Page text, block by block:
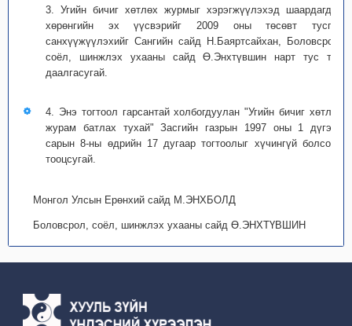
3. Угийн бичиг хөтлөх журмыг хэрэгжүүлэхэд шаардагдах
хөрөнгийн эх үүсвэрийг 2009 оны төсөвт тусган
санхүүжүүлэхийг Сангийн сайд Н.Баяртсайхан, Боловсрол,
соёл, шинжлэх ухааны сайд Ө.Энхтүвшин нарт тус тус
даалгасугай.
4. Энэ тогтоол гарсантай холбогдуулан "Угийн бичиг хөтлөх
журам батлах тухай" Засгийн газрын 1997 оны 1 дүгээр
сарын 8-ны өдрийн 17 дугаар тогтоолыг хүчингүй болсонд
тооцсугай.
Монгол Улсын Ерөнхий сайд М.ЭНХБОЛД
Боловсрол, соёл, шинжлэх ухааны сайд Ө.ЭНХТҮВШИН